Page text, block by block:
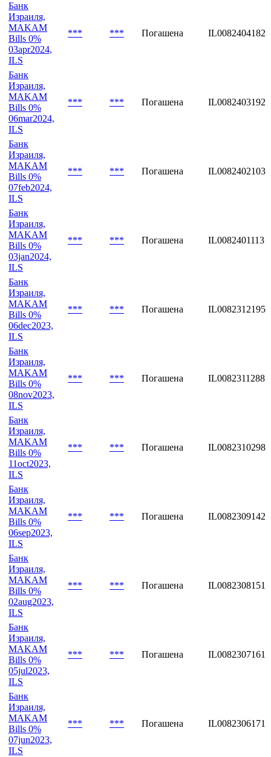
Банк
Израиля,
MAKAM
Bills 0%
03apr2024,
ILS
*** *** Погашена IL0082404182
Банк
Израиля,
MAKAM
Bills 0%
06mar2024,
ILS
*** *** Погашена IL0082403192
Банк
Израиля,
MAKAM
Bills 0%
07feb2024,
ILS
*** *** Погашена IL0082402103
Банк
Израиля,
MAKAM
Bills 0%
03jan2024,
ILS
*** *** Погашена IL0082401113
Банк
Израиля,
MAKAM
Bills 0%
06dec2023,
ILS
*** *** Погашена IL0082312195
Банк
Израиля,
MAKAM
Bills 0%
08nov2023,
ILS
*** *** Погашена IL0082311288
Банк
Израиля,
MAKAM
Bills 0%
11oct2023,
ILS
*** *** Погашена IL0082310298
Банк
Израиля,
MAKAM
Bills 0%
06sep2023,
ILS
*** *** Погашена IL0082309142
Банк
Израиля,
MAKAM
Bills 0%
02aug2023,
ILS
*** *** Погашена IL0082308151
Банк
Израиля,
MAKAM
Bills 0%
05jul2023,
ILS
*** *** Погашена IL0082307161
Банк
Израиля,
MAKAM
Bills 0%
07jun2023,
ILS
*** *** Погашена IL0082306171